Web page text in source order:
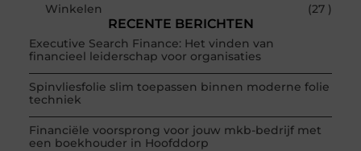
Winkelen
(27 )
RECENTE BERICHTEN
Executive Search Finance: Het vinden van
financieel leiderschap voor organisaties
Spinvliesfolie slim toepassen binnen moderne folie
techniek
Financiële voorsprong voor jouw mkb-bedrijf met
een boekhouder in Hoofddorp